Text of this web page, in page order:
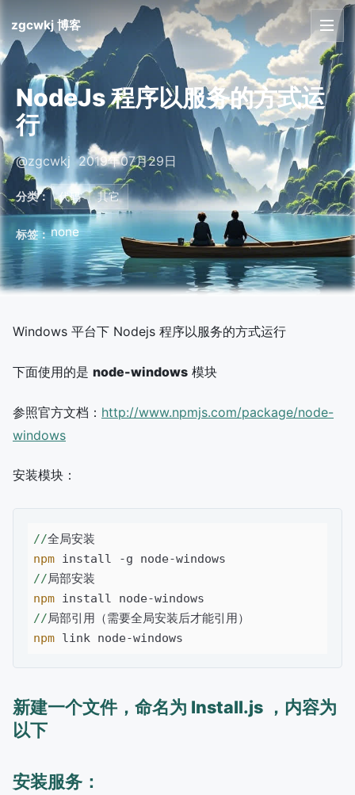
zgcwkj 博客
首页
文章
友链
关于
NodeJs 程序以服务的方式运
行
@zgcwkj 2019年07月29日
分类： 代码 其它
标签：none
Windows 平台下 Nodejs 程序以服务的方式运行
下面使用的是 node-windows 模块
参照官方文档： http://www.npmjs.com/package/node-
windows
安装模块：
//
npm
//
npm
//
npm
新建一个文件，命名为 Install.js ，内容为
以下
安装服务：